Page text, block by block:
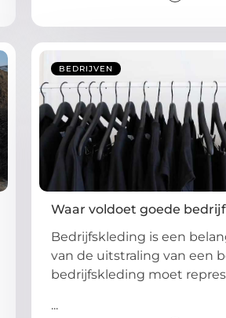
BEDRIJVEN
Waar voldoet goede
Bedrijfskleding is een
van de uitstraling van een
bedrijfskleding moet
...